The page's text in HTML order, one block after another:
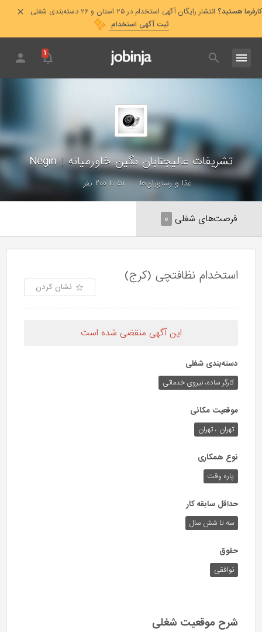
کارفرما هستید؟ انتشار رایگان آگهی استخدام در ۲۵ استان و ۲۶ دسته‌بندی شغلی
ثبت آگهی استخدام
۱
تشریفات عالیجنابان نگین خاورمیانه|
Negin
غذا و رستوران‌ها ۵۱ تا ۲۰۰ نفر
فرصت‌های شغلی ۰
استخدام نظافتچی (کرج)
نشان کردن
این آگهی منقضی شده است
دسته‌بندی شغلی
کارگر ساده، نیروی خدماتی
موقعیت مکانی
تهران ، تهران
نوع همکاری
پاره وقت
حداقل سابقه کار
سه تا شش سال
حقوق
توافقی
شرح موقعیت شغلی